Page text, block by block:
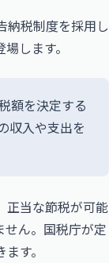
納税制度を採用し
します。
額を決定する
収入や支出を
正当な節税が可能
ん。 国税庁が定
す。